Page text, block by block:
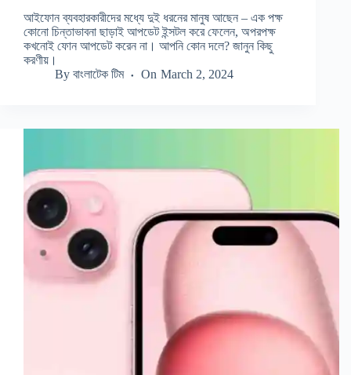
আইফোন ব্যবহারকারীদের মধ্যে দুই ধরনের মানুষ আছেন – এক পক্ষ
কোনো চিন্তাভাবনা ছাড়াই আপডেট ইন্সটল করে ফেলেন, অপরপক্ষ
কখনোই ফোন আপডেট করেন না। আপনি কোন দলে? জানুন কিছু
করণীয়।
By বাংলাটেক টিম On March 2, 2024